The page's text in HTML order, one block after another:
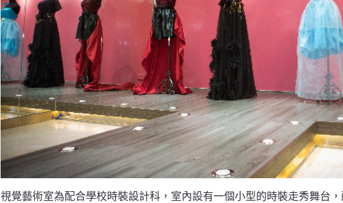
視覺藝術室為配合學校時裝設計科，室內設有一個小型的時裝走秀舞台